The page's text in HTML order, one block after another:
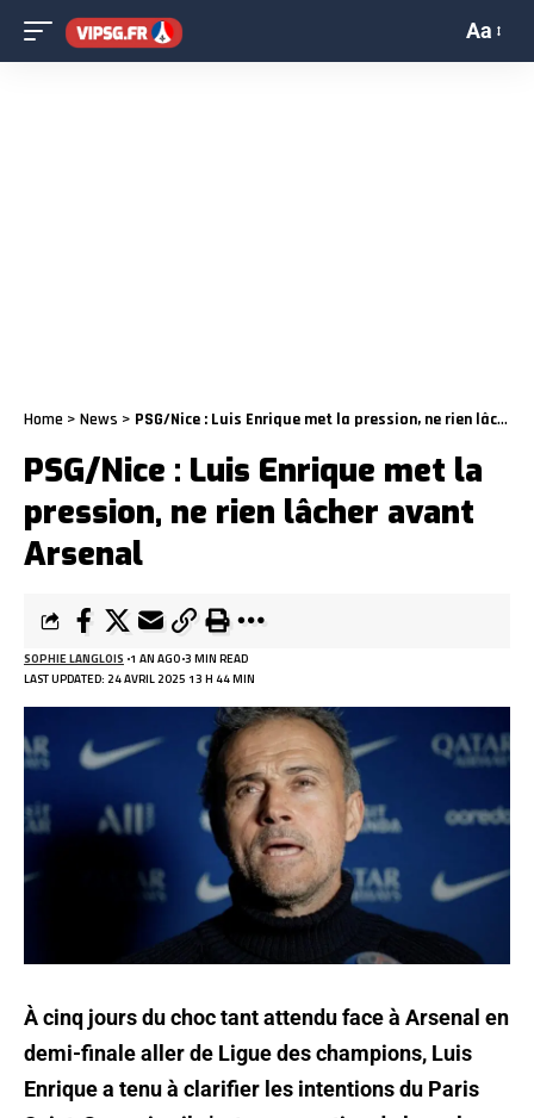
Aa
Home > News > PSG/Nice : Luis Enrique met la pression, ne rien lâcher avant Arsenal
PSG/Nice : Luis Enrique met la
pression, ne rien lâcher avant
Arsenal
LAST UPDATED: 24 AVRIL 2025 13 H 44 MIN
SOPHIE LANGLOIS 1 AN AGO 3 MIN READ
À cinq jours du choc tant attendu face à Arsenal en
demi-finale aller de Ligue des champions, Luis
Enrique a tenu à clarifier les intentions du Paris